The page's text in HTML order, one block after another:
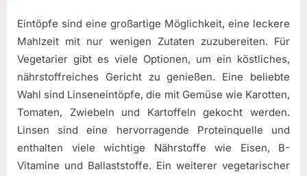
Eintöpfe sind eine großartige Möglichkeit, eine leckere
Mahlzeit mit nur wenigen Zutaten zuzubereiten. Für
Vegetarier gibt es viele Optionen, um ein köstliches,
nährstoffreiches Gericht zu genießen. Eine beliebte
Wahl sind Linseneintöpfe, die mit Gemüse wie Karotten,
Tomaten, Zwiebeln und Kartoffeln gekocht werden.
Linsen sind eine hervorragende Proteinquelle und
enthalten viele wichtige Nährstoffe wie Eisen, B-
Vitamine und Ballaststoffe. Ein weiterer vegetarischer